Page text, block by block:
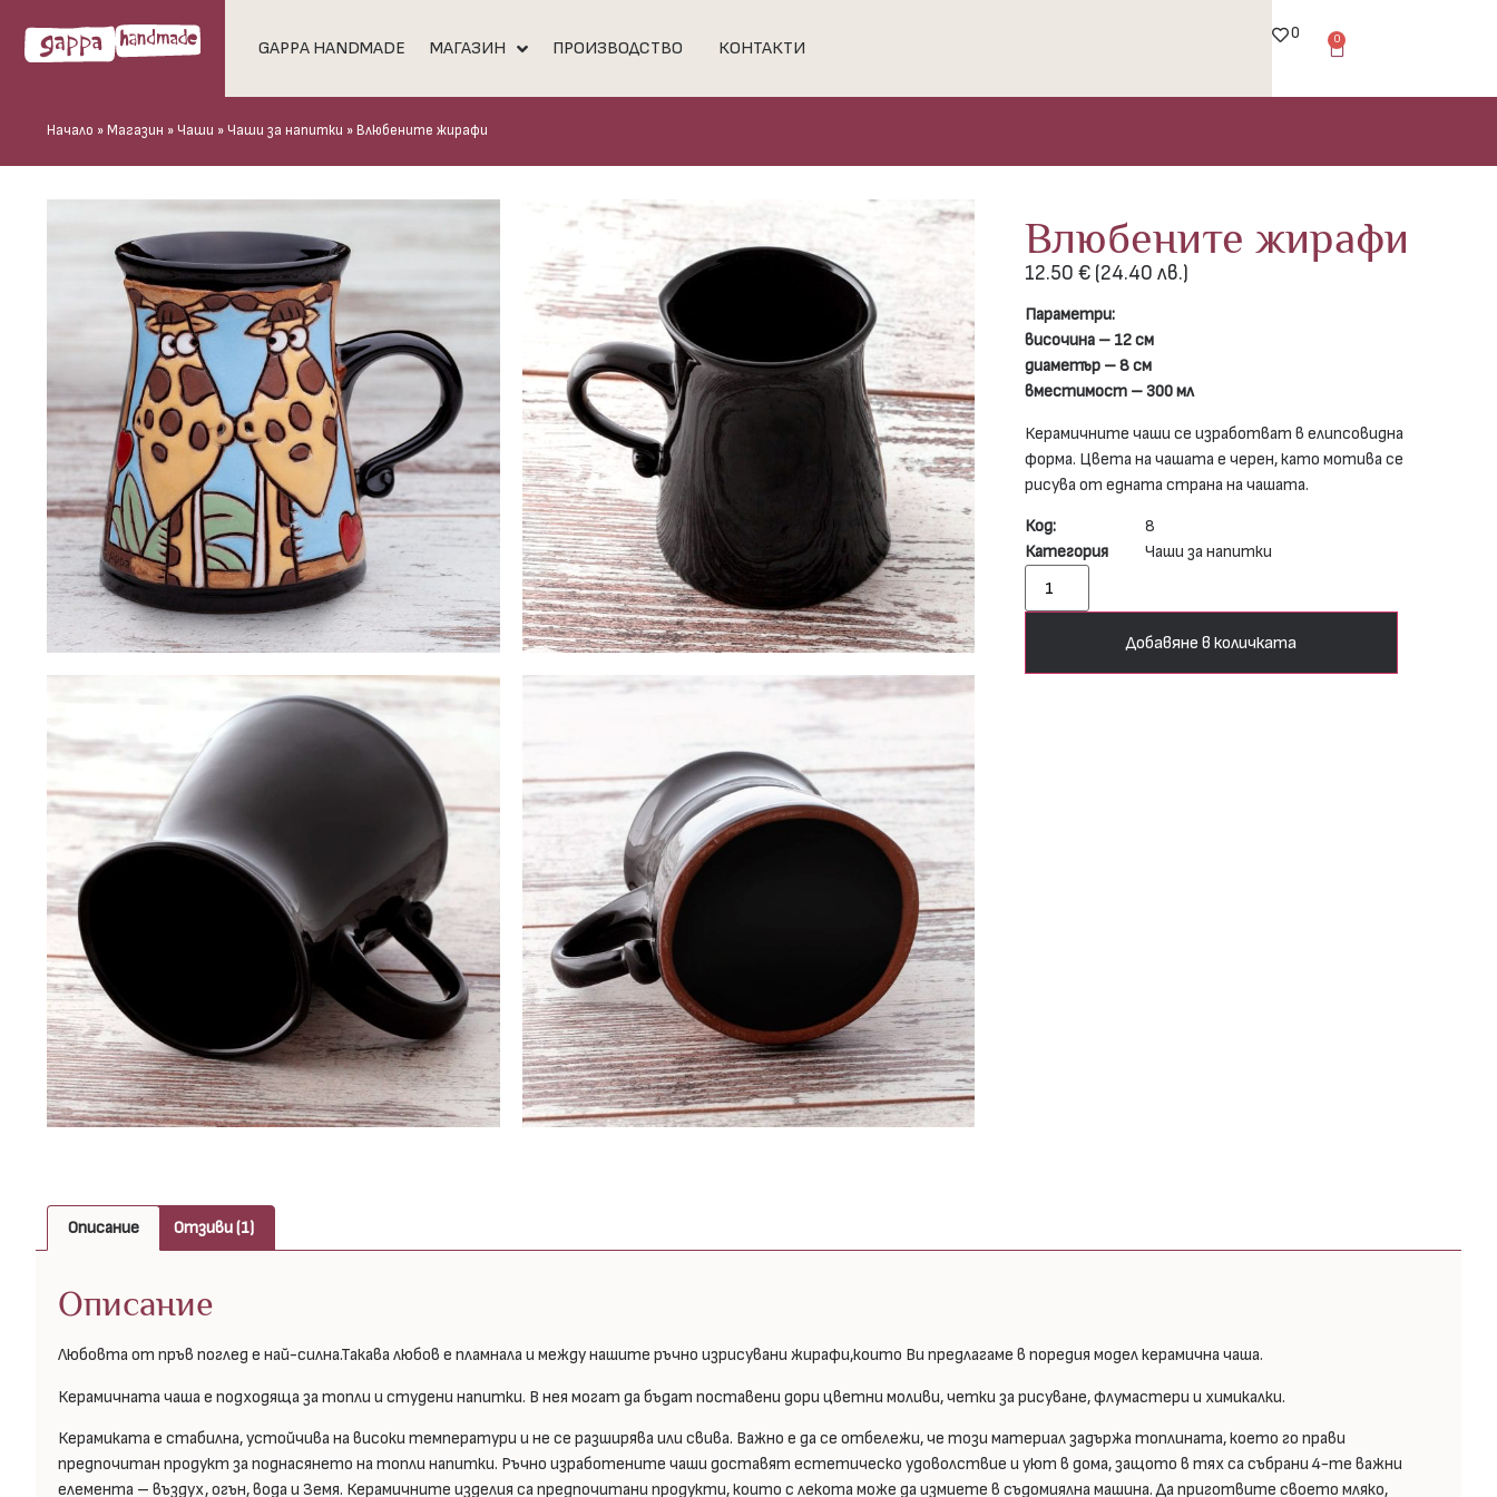
GAPPA HANDMADE МАГАЗИН ПРОИЗВОДСТВО КОНТАКТИ
0 0
Начало » Магазин » Чаши » Чаши за напитки » Влюбените жирафи
Влюбените жирафи
12.50€ (24.40 лв.)
Параметри:
височина – 12 см
диаметър – 8 см
вместимост – 300 мл
Керамичните чаши се изработват в елипсовидна
форма. Цвета на чашата е черен, като мотива се
рисува от едната страна на чашата.
Код:
8
Категория
Чаши за напитки
Добавяне в количката
Описание Отзиви (1)
Описание
Любовта от пръв поглед е най-силна.Такава любов е пламнала и между нашите ръчно изрисувани жирафи,които Ви предлагаме в поредия модел керамична чаша.
Керамичната чаша е подходяща за топли и студени напитки. В нея могат да бъдат поставени дори цветни моливи, четки за рисуване, флумастери и химикалки.
Керамиката е стабилна, устойчива на високи температури и не се разширява или свива. Важно е да се отбележи, че този материал задържа топлината, което го прави
предпочитан продукт за поднасянето на топли напитки. Ръчно изработените чаши доставят естетическо удоволствие и уют в дома, защото в тях са събрани 4-те важни
елемента – въздух, огън, вода и Земя. Керамичните изделия са предпочитани продукти, които с лекота може да измиете в съдомиялна машина. Да приготвите своето мляко,